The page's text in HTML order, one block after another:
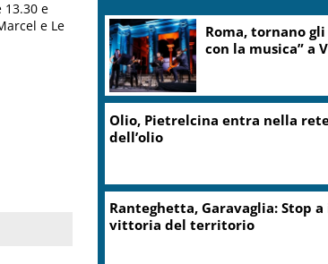
13.30 e
e Le
Roma, tornano
con la musica” a
Olio, Pietrelcina entra nella
dell’olio
Ranteghetta, Garavaglia: Stop
vittoria del territorio